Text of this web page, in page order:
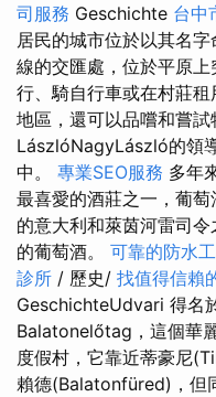
司服務 Geschichte 台中
居民的城市位於以其名
線的交匯處，位於平原
行、騎自行車或在村莊
地區，還可以品嚐和嘗
LászlóNagyLászló的領
中。 專業SEO服務 多年
最喜愛的酒莊之一，葡
的意大利和萊茵河雷司
的葡萄酒。 可靠的防水
診所 / 歷史/ 找值得信賴
GeschichteUdvari 得名
Balatonelőtag，這個華
度假村，它靠近蒂豪尼
賴德(Balatonfüred)，但